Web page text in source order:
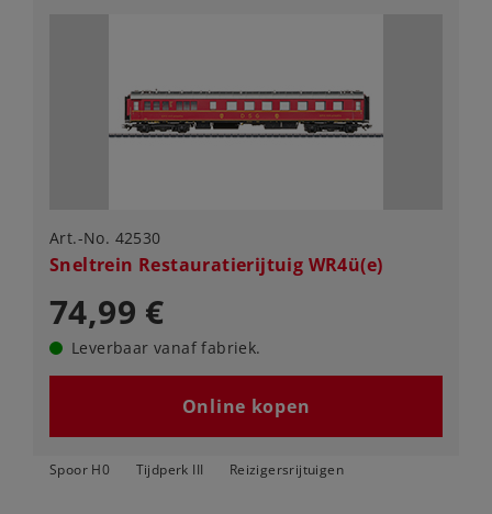
Art.-No. 42530
Sneltrein Restauratierijtuig WR4ü(e)
74,99 €
Leverbaar vanaf fabriek.
Online kopen
Spoor H0 Tijdperk III Reizigersrijtuigen